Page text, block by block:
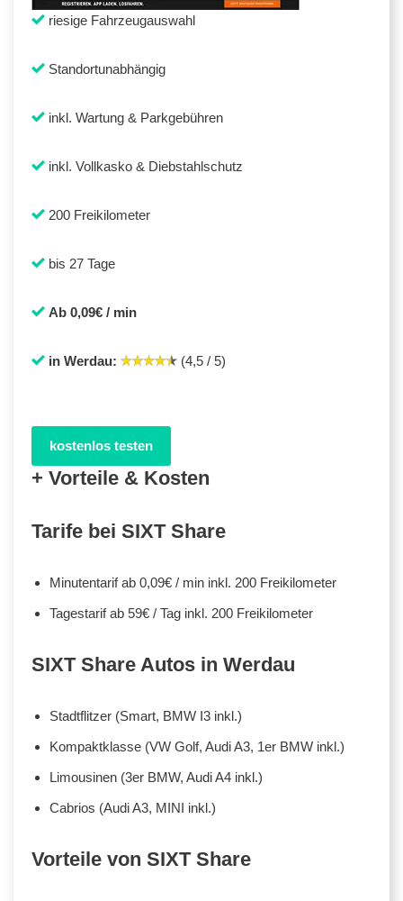
riesige Fahrzeugauswahl
Standortunabhängig
inkl. Wartung & Parkgebühren
inkl. Vollkasko & Diebstahlschutz
200 Freikilometer
bis 27 Tage
Ab 0,09€ / min
in Werdau: (4,5 / 5)
kostenlos testen
+ Vorteile & Kosten
Tarife bei SIXT Share
Minutentarif ab 0,09€ / min inkl. 200 Freikilometer
Tagestarif ab 59€ / Tag inkl. 200 Freikilometer
SIXT Share Autos in Werdau
Stadtflitzer (Smart, BMW I3 inkl.)
Kompaktklasse (VW Golf, Audi A3, 1er BMW inkl.)
Limousinen (3er BMW, Audi A4 inkl.)
Cabrios (Audi A3, MINI inkl.)
Vorteile von SIXT Share